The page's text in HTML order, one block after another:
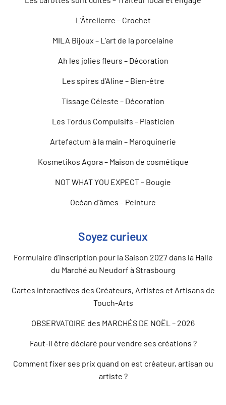
L’Âtrelierre – Crochet
MILA Bijoux – L’art de la porcelaine
Ah les jolies fleurs – Décoration
Les spires d’Aline – Bien-être
Tissage Céleste – Décoration
Les Tordus Compulsifs – Plasticien
Artefactum à la main – Maroquinerie
Kosmetikos Agora – Maison de cosmétique
NOT WHAT YOU EXPECT – Bougie
Océan d’âmes – Peinture
Soyez curieux
Formulaire d’inscription pour la Saison 2027 dans la Halle
du Marché au Neudorf à Strasbourg
Cartes interactives des Créateurs, Artistes et Artisans de
Touch-Arts
OBSERVATOIRE des MARCHÉS DE NOËL – 2026
Faut-il être déclaré pour vendre ses créations ?
Comment fixer ses prix quand on est créateur, artisan ou
artiste ?